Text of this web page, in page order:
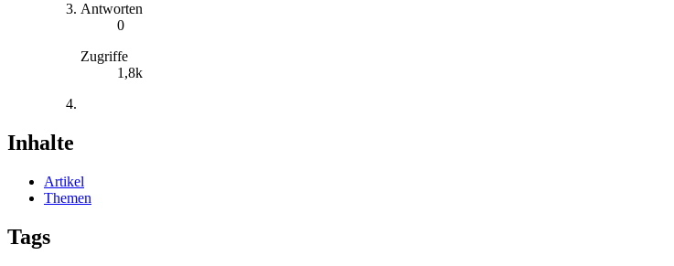
Antworten
0
Zugriffe
1,8k
Inhalte
Artikel
Themen
Tags